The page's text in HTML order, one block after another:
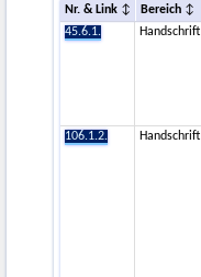
Nr. & Link Bereich
45.6.1.
Handschrift
106.1.2.
Handschrift